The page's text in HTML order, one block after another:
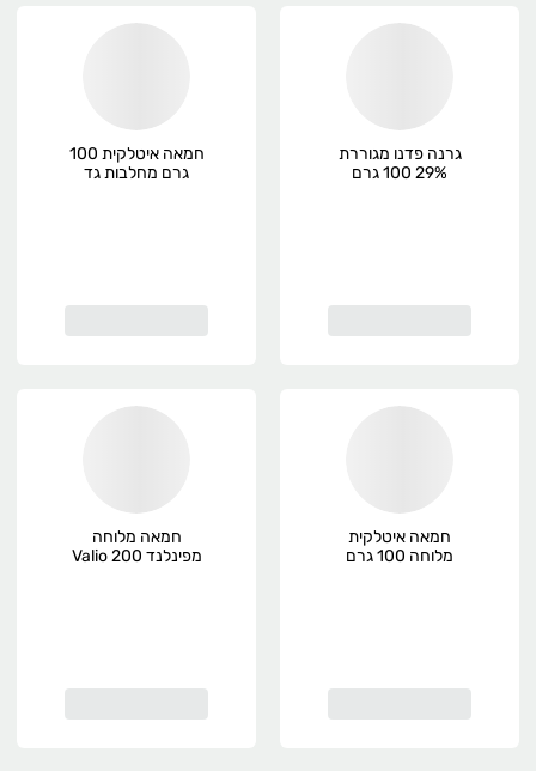
גרנה פדנו מגוררת
29% 100 גרם
חמאה איטלקית 100
גרם מחלבות גד
חמאה איטלקית
מלוחה 100 גרם
חמאה מלוחה
מפינלנד Valio 200